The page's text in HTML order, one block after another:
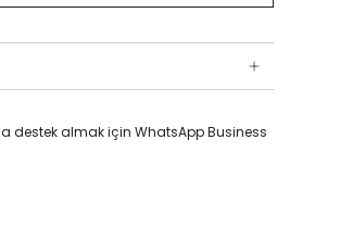
destek almak için WhatsApp Business